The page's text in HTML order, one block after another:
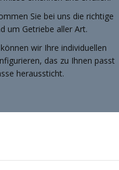
Sie bei uns die richtige
um Getriebe aller Art.
wir Ihre individuellen
das zu Ihnen passt
heraussticht.